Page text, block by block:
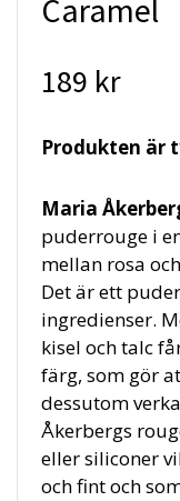
Caramel
189 kr
Produkten är
Maria
puderrouge i
mellan rosa
Det är ett
ingredienser.
kisel och talc
färg, som gör
dessutom
Åkerbergs
eller siliconer
och fint och